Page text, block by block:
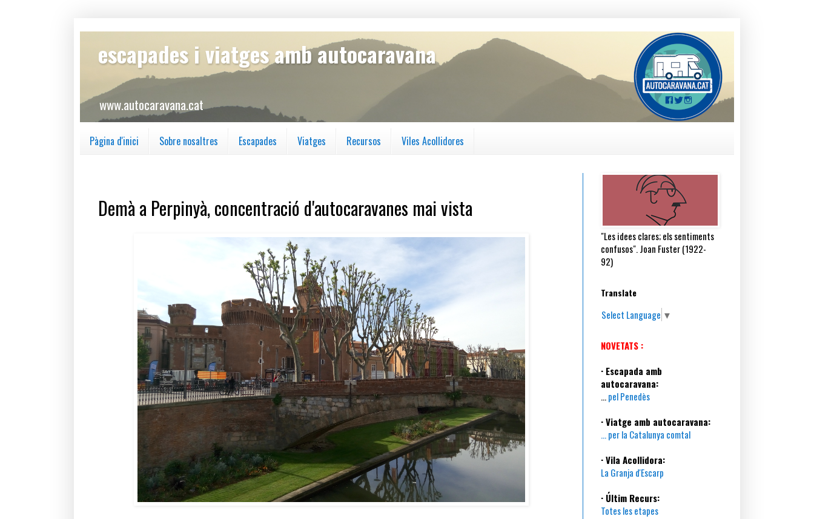
escapades i viatges amb autocaravana
www.autocaravana.cat
Pàgina d'inici Sobre nosaltres Escapades Viatges Recursos Viles Acollidores
Demà a Perpinyà, concentració d'autocaravanes mai vista
"Les idees clares; els sentiments
confusos". Joan Fuster (1922-
92)
Translate
Select Language ▼
NOVETATS :
· Escapada amb
autocaravana:
...pel Penedès
· Viatge amb autocaravana:
... per la Catalunya comtal
· Vila Acollidora:
La Granja d'Escarp
· Últim Recurs:
Totes les etapes